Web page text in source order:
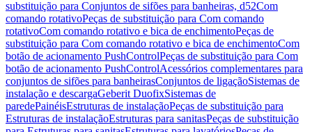
substituição para Conjuntos de sifões para banheiras, d52Com
comando rotativoPeças de substituição para Com comando
rotativoCom comando rotativo e bica de enchimentoPeças de
substituição para Com comando rotativo e bica de enchimentoCom
botão de acionamento PushControlPeças de substituição para Com
botão de acionamento PushControlAcessórios complementares para
conjuntos de sifões para banheirasConjuntos de ligaçãoSistemas de
instalação e descargaGeberit DuofixSistemas de
paredePainéisEstruturas de instalaçãoPeças de substituição para
Estruturas de instalaçãoEstruturas para sanitasPeças de substituição